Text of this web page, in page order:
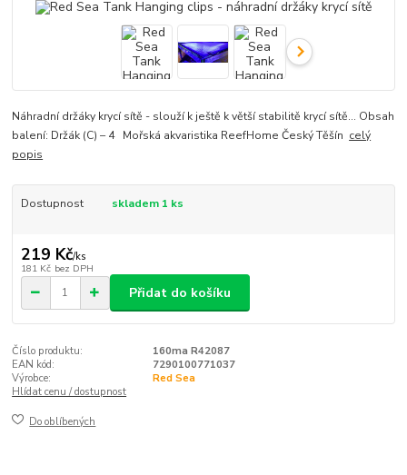
Náhradní držáky krycí sítě - slouží k ještě k větší stabilitě krycí sítě... Obsah
balení: Držák (C) – 4 Mořská akvaristika ReefHome Český Těšín celý
popis
Dostupnost skladem 1 ks
219 Kč/ks
181 Kč bez DPH
Přidat do košíku
Číslo produktu:
160ma R42087
EAN kód:
7290100771037
Výrobce:
Red Sea
Hlídat cenu / dostupnost
Do oblíbených